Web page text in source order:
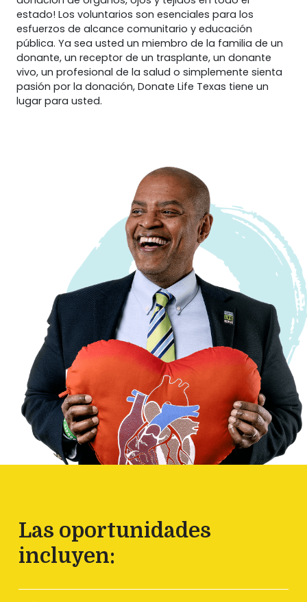
estado! Los voluntarios son esenciales para los
esfuerzos de alcance comunitario y educación
pública. Ya sea usted un miembro de la familia de un
donante, un receptor de un trasplante, un donante
vivo, un profesional de la salud o simplemente sienta
pasión por la donación, Donate Life Texas tiene un
lugar para usted.
Las oportunidades
incluyen: